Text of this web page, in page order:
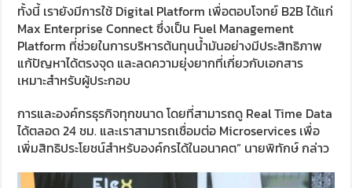
ทั้งนี้ เรายังมีการใช้ Digital Platform เพื่อตอบโจทย์ B2B ได้แก่
Max Enterprise Connect ซึ่งเป็น Fuel Management
Platform ที่ช่วยในการบริหารต้นทุนน้ำมันอย่างมีประสิทธิภาพ
แก้ปัญหาได้ตรงจุด และลดความยุ่งยากที่เกี่ยวกับเอกสาร
เหมาะสำหรับผู้ประกอบ
การและองค์กรธุรกิจทุกขนาด โดยที่สามารถดู Real Time Data
ได้ตลอด 24 ชม. และเราสามารถเชื่อมต่อ Microservices เพื่อ
เพิ่มสิทธิประโยชน์สำหรับองค์กรได้ในอนาคต” นายพิทักษ์ กล่าว